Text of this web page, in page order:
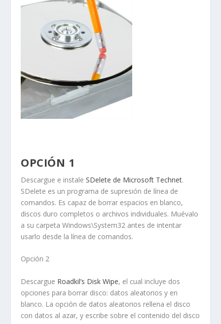
OPCIÓN 1
Descargue e instaleSDelete de Microsoft Technet.
SDelete es un programa de supresión de línea de
comandos. Es capaz de borrar espacios en blanco,
discos duro completos o archivos individuales. Muévalo
a su carpetaWindows\System32 antes de intentar
usarlo desde la línea de comandos.
Opción 2
Descargue Roadkil’s Disk Wipe, el cual incluye dos
opciones para borrar disco: datos aleatoriosy en
blanco. La opción de datos aleatorios rellena el disco
con datos al azar, y escribe sobre el contenido del disco